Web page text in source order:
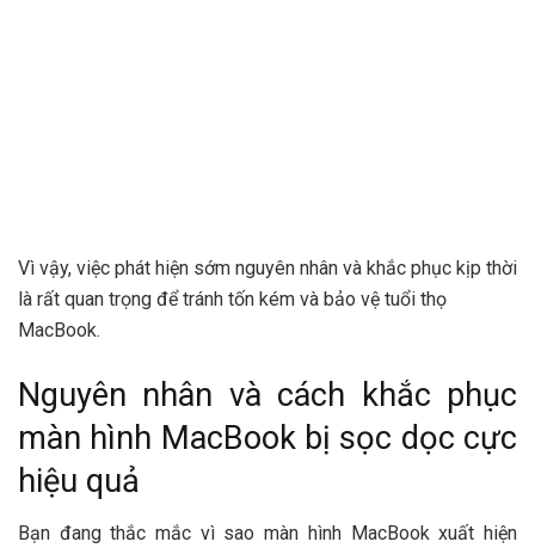
Vì vậy, việc phát hiện sớm nguyên nhân và khắc phục kịp thời
là rất quan trọng để tránh tốn kém và bảo vệ tuổi thọ
MacBook.
Nguyên nhân và cách khắc phục
màn hình MacBook bị sọc dọc cực
hiệu quả
Bạn đang thắc mắc vì sao màn hình MacBook xuất hiện